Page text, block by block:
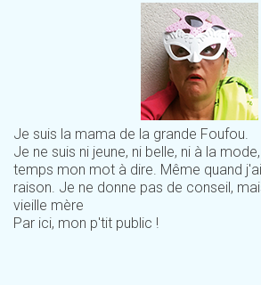
Je suis la mama de la grande Foufou.
Je ne suis ni jeune, ni belle, ni à la
temps mon mot à dire. Même quand
raison. Je ne donne pas de conseil,
vieille mère
Par ici, mon p'tit public !